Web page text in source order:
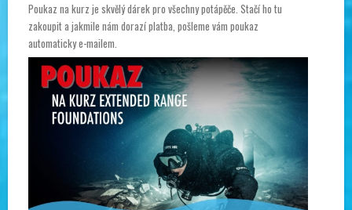
Poukaz na kurz je skvělý dárek pro všechny potápěče. Stačí ho tu
zakoupit a jakmile nám dorazí platba, pošleme vám poukaz
automaticky e-mailem.